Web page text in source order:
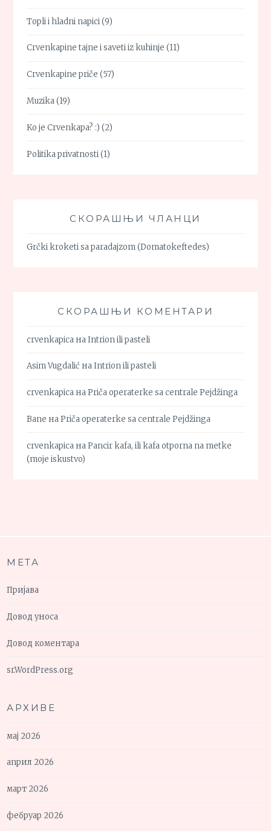
Topli i hladni napici(9)
Crvenkapine tajne i saveti iz kuhinje (11)
Crvenkapine priče (57)
Muzika(19)
Ko je Crvenkapa? :) (2)
Politika privatnosti(1)
СКОРАШЊИ ЧЛАНЦИ
Grčki kroketi sa paradajzom (Domatokeftedes)
СКОРАШЊИ КОМЕНТАРИ
crvenkapica наIntrion ili pasteli
Asim Vugdalić наIntrion ili pasteli
crvenkapica наPriča operaterke sa centrale Pejdžinga
Bane наPriča operaterke sa centrale Pejdžinga
crvenkapica наPancir kafa, ili kafa otporna na metke
(moje iskustvo)
МЕТА
Пријава
Довод уноса
Довод коментара
sr.WordPress.org
АРХИВЕ
мај 2026
април 2026
март 2026
фебруар 2026